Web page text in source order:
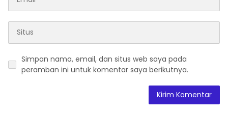
Simpan nama, email, dan situs web saya pada
peramban ini untuk komentar saya berikutnya.